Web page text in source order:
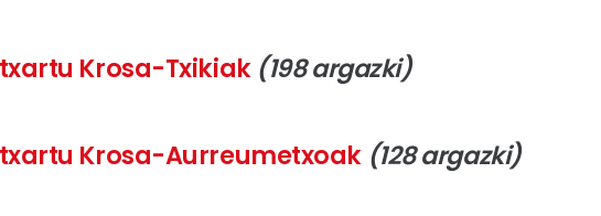
Itxartu Krosa-Txikiak (198 argazki)
Itxartu Krosa-Aurreumetxoak (128 argazki)